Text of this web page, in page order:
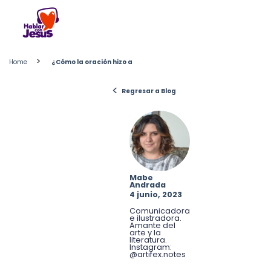
content
Home > ¿Cómo la oración hizo a
< Regresar a Blog
Mabe
Andrada
4 junio, 2023
Comunicadora
e ilustradora.
Amante del
arte y la
literatura.
Instagram:
@artifex.notes